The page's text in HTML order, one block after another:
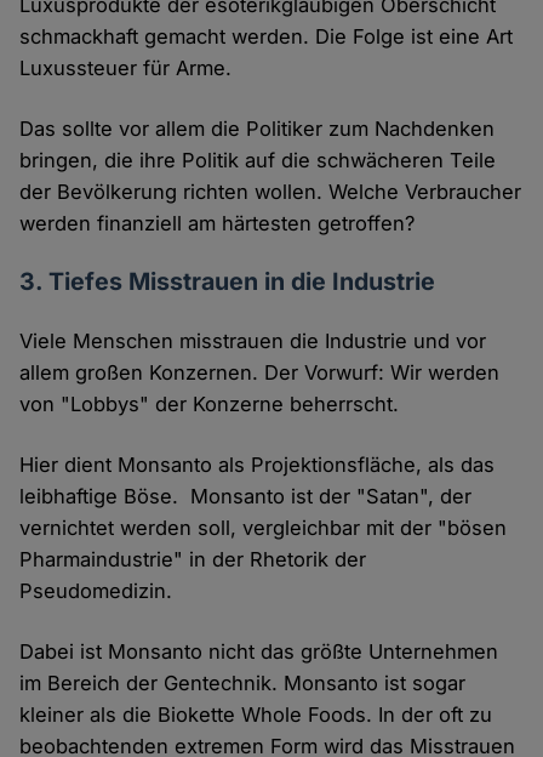
Luxusprodukte der esoterikgläubigen Oberschicht
schmackhaft gemacht werden. Die Folge ist eine Art
Luxussteuer für Arme.
Das sollte vor allem die Politiker zum Nachdenken
bringen, die ihre Politik auf die schwächeren Teile
der Bevölkerung richten wollen. Welche Verbraucher
werden finanziell am härtesten getroffen?
3. Tiefes Misstrauen in die Industrie
Viele Menschen misstrauen die Industrie und vor
allem großen Konzernen. Der Vorwurf: Wir werden
von "Lobbys" der Konzerne beherrscht.
Hier dient Monsanto als Projektionsfläche, als das
leibhaftige Böse. Monsanto ist der "Satan", der
vernichtet werden soll, vergleichbar mit der "bösen
Pharmaindustrie" in der Rhetorik der
Pseudomedizin.
Dabei ist Monsanto nicht das größte Unternehmen
im Bereich der Gentechnik. Monsanto ist sogar
kleiner als die Biokette Whole Foods. In der oft zu
beobachtenden extremen Form wird das Misstrauen